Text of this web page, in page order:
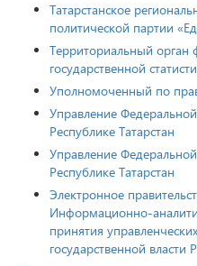
Татарстанское
политической партии
Территориальный орган
государственной
Уполномоченный по
Управление
Республике Татарстан
Управление
Республике Татарстан
Электронное
Информационно-
принятия
государственной власти